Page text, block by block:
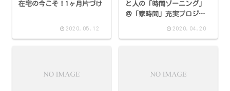
在宅の今こそ！1ヶ月片づけ
2020.05.12
と人の「時間ゾーニング」
＠「家時間」充実プロジェ
2020.04.20